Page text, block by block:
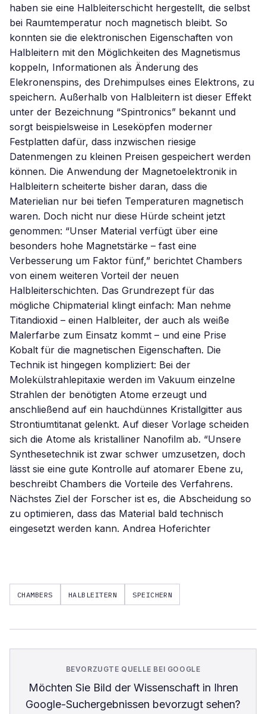
haben sie eine Halbleiterschicht hergestellt, die selbst
bei Raumtemperatur noch magnetisch bleibt. So
konnten sie die elektronischen Eigenschaften von
Halbleitern mit den Möglichkeiten des Magnetismus
koppeln, Informationen als Änderung des
Elekronenspins, des Drehimpulses eines Elektrons, zu
speichern. Außerhalb von Halbleitern ist dieser Effekt
unter der Bezeichnung “Spintronics” bekannt und
sorgt beispielsweise in Leseköpfen moderner
Festplatten dafür, dass inzwischen riesige
Datenmengen zu kleinen Preisen gespeichert werden
können. Die Anwendung der Magnetoelektronik in
Halbleitern scheiterte bisher daran, dass die
Materielian nur bei tiefen Temperaturen magnetisch
waren. Doch nicht nur diese Hürde scheint jetzt
genommen: “Unser Material verfügt über eine
besonders hohe Magnetstärke – fast eine
Verbesserung um Faktor fünf,” berichtet Chambers
von einem weiteren Vorteil der neuen
Halbleiterschichten. Das Grundrezept für das
mögliche Chipmaterial klingt einfach: Man nehme
Titandioxid – einen Halbleiter, der auch als weiße
Malerfarbe zum Einsatz kommt – und eine Prise
Kobalt für die magnetischen Eigenschaften. Die
Technik ist hingegen kompliziert: Bei der
Molekülstrahlepitaxie werden im Vakuum einzelne
Strahlen der benötigten Atome erzeugt und
anschließend auf ein hauchdünnes Kristallgitter aus
Strontiumtitanat gelenkt. Auf dieser Vorlage scheiden
sich die Atome als kristalliner Nanofilm ab. “Unsere
Synthesetechnik ist zwar schwer umzusetzen, doch
lässt sie eine gute Kontrolle auf atomarer Ebene zu,
beschreibt Chambers die Vorteile des Verfahrens.
Nächstes Ziel der Forscher ist es, die Abscheidung so
zu optimieren, dass das Material bald technisch
eingesetzt werden kann. Andrea Hoferichter
CHAMBERS HALBLEITERN SPEICHERN
BEVORZUGTE QUELLE BEI GOOGLE
Möchten Sie Bild der Wissenschaftin Ihren
Google-Suchergebnissen bevorzugt sehen?